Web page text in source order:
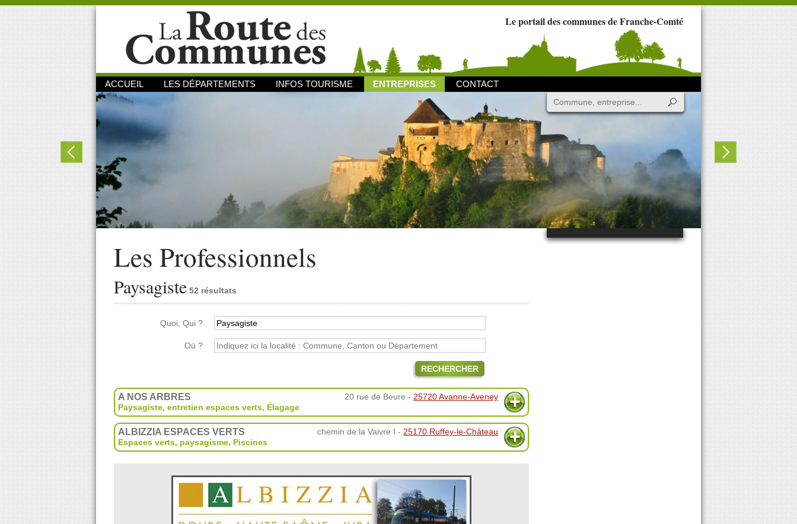
Le portail des communes de Franche-Comté
ACCUEIL LES DÉPARTEMENTS INFOS TOURISME ENTREPRISES CONTACT
Les Professionnels
Paysagiste 52 résultats
Quoi, Qui ?
Où ?
RECHERCHER
A NOS ARBRES 20 rue de Beure - 25720 Avanne-Aveney
Paysagiste, entretien espaces verts, Élagage
ALBIZZIA ESPACES VERTS chemin de la Vaivre I - 25170 Ruffey-le-Château
Espaces verts, paysagisme, Piscines